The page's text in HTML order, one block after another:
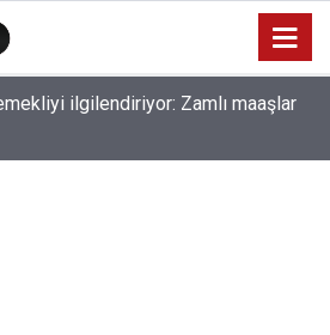
ilgilendiriyor: Zamlı maaşlar